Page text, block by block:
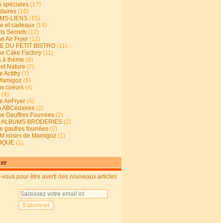
spéciales (17)
(16)
LIENS (15)
et cadeaux (14)
Secrets (12)
Air Fryer (12)
DU PETIT BISTRO (11)
Cake Factory (11)
à thème (8)
Nature (7)
Actifry (7)
(6)
coeurs (4)
(4)
AirFryer (4)
ABCédaires (2)
Gauffres Fourrées (2)
ALBUMS BRODERIES (2)
gaufres fourrées (2)
loisirs de Mamigoz (1)
(1)
vous pour être averti des nouveaux articles